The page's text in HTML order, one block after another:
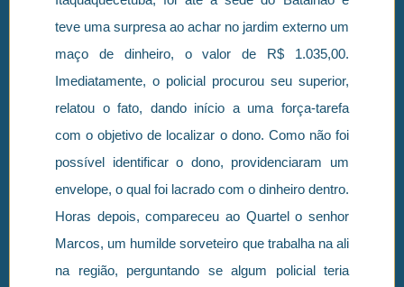
teve uma surpresa ao achar no jardim externo um
maço de dinheiro, o valor de R$ 1.035,00.
Imediatamente, o policial procurou seu superior,
relatou o fato, dando início a uma força-tarefa
com o objetivo de localizar o dono. Como não foi
possível identificar o dono, providenciaram um
envelope, o qual foi lacrado com o dinheiro dentro.
Horas depois, compareceu ao Quartel o senhor
Marcos, um humilde sorveteiro que trabalha na ali
na região, perguntando se algum policial teria